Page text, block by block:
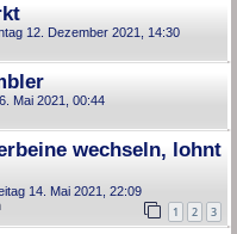
12. Dezember 2021, 14:30
Mai 2021, 00:44
wechseln, lohnt
14. Mai 2021, 22:09
1 2 3